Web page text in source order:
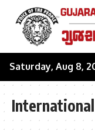
Saturday, Aug 8,
International